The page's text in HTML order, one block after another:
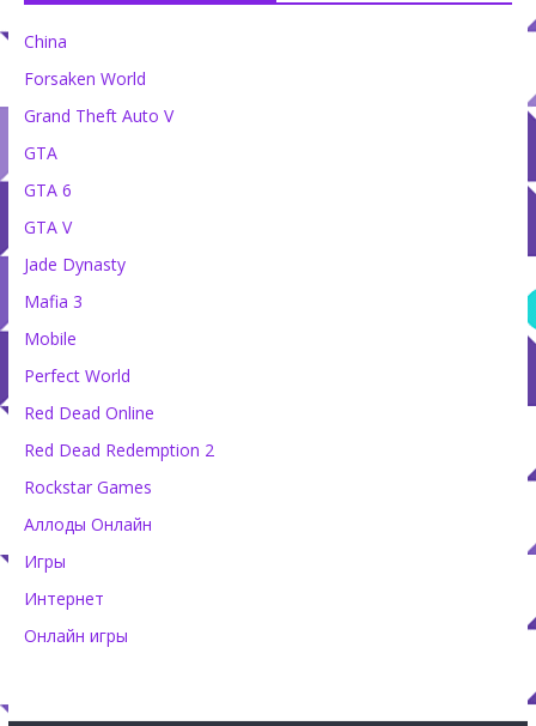
China
Forsaken World
Grand Theft Auto V
GTA
GTA 6
GTA V
Jade Dynasty
Mafia 3
Mobile
Perfect World
Red Dead Online
Red Dead Redemption 2
Rockstar Games
Аллоды Онлайн
Игры
Интернет
Онлайн игры